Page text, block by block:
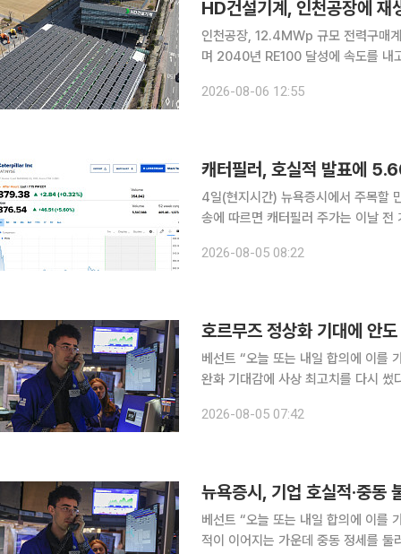
HD건설기계, 인천공장에 재
인천공장, 12.4MWp 규모 전력구매계약 체결 HD건설기계가 사업장의 재생에
며 2040년 RE100 달성에 속도를 내고 있다고 6일 밝혔다.
했다. 이번 계약을 통해 HD건설기
2026-08-06 12:55
4일(현지시간) 뉴욕증시에서 주목할 만
송에 따르면 캐터필러 주가는 이날
상회했다. 데이터센터 건설이 급증하
2026-08-05 08:22
베선트 “오늘 또는 내일 합의에 이를 가능성” 뉴욕증시에서 다우지수와 S&P500
완화 기대감에 사상 최고치를 다시
오른 5만4085.88에 장을 마쳤다.
2026-08-05 07:42
베선트 “오늘 또는 내일 합의에 이를 가능성” 뉴욕증시가 4일(현지시간) 상승했
적이 이어지는 가운데 중동 정세를 둘러싼